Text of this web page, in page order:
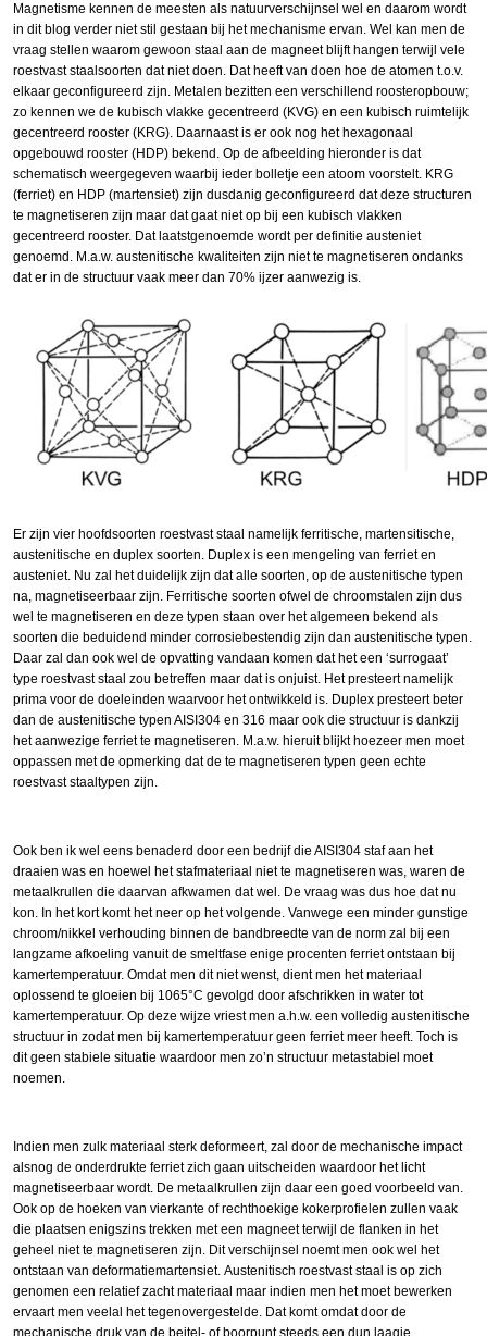
Magnetisme kennen de meesten als natuurverschijnsel wel en daarom wordt
in dit blog verder niet stil gestaan bij het mechanisme ervan. Wel kan men de
vraag stellen waarom gewoon staal aan de magneet blijft hangen terwijl vele
roestvast staalsoorten dat niet doen. Dat heeft van doen hoe de atomen t.o.v.
elkaar geconfigureerd zijn. Metalen bezitten een verschillend roosteropbouw;
zo kennen we de kubisch vlakke gecentreerd (KVG) en een kubisch ruimtelijk
gecentreerd rooster (KRG). Daarnaast is er ook nog het hexagonaal
opgebouwd rooster (HDP) bekend. Op de afbeelding hieronder is dat
schematisch weergegeven waarbij ieder bolletje een atoom voorstelt. KRG
(ferriet) en HDP (martensiet) zijn dusdanig geconfigureerd dat deze structuren
te magnetiseren zijn maar dat gaat niet op bij een kubisch vlakken
gecentreerd rooster. Dat laatstgenoemde wordt per definitie austeniet
genoemd. M.a.w. austenitische kwaliteiten zijn niet te magnetiseren ondanks
dat er in de structuur vaak meer dan 70% ijzer aanwezig is.
Er zijn vier hoofdsoorten roestvast staal namelijk ferritische, martensitische,
austenitische en duplex soorten. Duplex is een mengeling van ferriet en
austeniet. Nu zal het duidelijk zijn dat alle soorten, op de austenitische typen
na, magnetiseerbaar zijn. Ferritische soorten ofwel de chroomstalen zijn dus
wel te magnetiseren en deze typen staan over het algemeen bekend als
soorten die beduidend minder corrosiebestendig zijn dan austenitische typen.
Daar zal dan ook wel de opvatting vandaan komen dat het een ‘surrogaat’
type roestvast staal zou betreffen maar dat is onjuist. Het presteert namelijk
prima voor de doeleinden waarvoor het ontwikkeld is. Duplex presteert beter
dan de austenitische typen AISI304 en 316 maar ook die structuur is dankzij
het aanwezige ferriet te magnetiseren. M.a.w. hieruit blijkt hoezeer men moet
oppassen met de opmerking dat de te magnetiseren typen geen echte
roestvast staaltypen zijn.
Ook ben ik wel eens benaderd door een bedrijf die AISI304 staf aan het
draaien was en hoewel het stafmateriaal niet te magnetiseren was, waren de
metaalkrullen die daarvan afkwamen dat wel. De vraag was dus hoe dat nu
kon. In het kort komt het neer op het volgende. Vanwege een minder gunstige
chroom/nikkel verhouding binnen de bandbreedte van de norm zal bij een
langzame afkoeling vanuit de smeltfase enige procenten ferriet ontstaan bij
kamertemperatuur. Omdat men dit niet wenst, dient men het materiaal
oplossend te gloeien bij 1065°C gevolgd door afschrikken in water tot
kamertemperatuur. Op deze wijze vriest men a.h.w. een volledig austenitische
structuur in zodat men bij kamertemperatuur geen ferriet meer heeft. Toch is
dit geen stabiele situatie waardoor men zo’n structuur metastabiel moet
noemen.
Indien men zulk materiaal sterk deformeert, zal door de mechanische impact
alsnog de onderdrukte ferriet zich gaan uitscheiden waardoor het licht
magnetiseerbaar wordt. De metaalkrullen zijn daar een goed voorbeeld van.
Ook op de hoeken van vierkante of rechthoekige kokerprofielen zullen vaak
die plaatsen enigszins trekken met een magneet terwijl de flanken in het
geheel niet te magnetiseren zijn. Dit verschijnsel noemt men ook wel het
ontstaan van deformatiemartensiet. Austenitisch roestvast staal is op zich
genomen een relatief zacht materiaal maar indien men het moet bewerken
ervaart men veelal het tegenovergestelde. Dat komt omdat door de
mechanische druk van de beitel- of boorpunt steeds een dun laagje